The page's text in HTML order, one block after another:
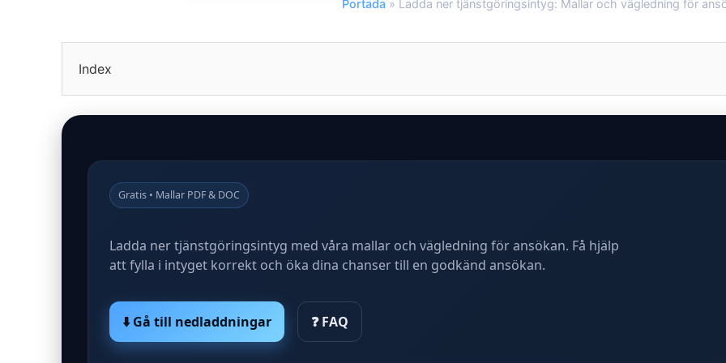
Portada» Ladda ner tjänstgöringsintyg: Mallar och vägledning för
Index
Gratis • Mallar PDF & DOC
Ladda ner tjänstgöringsintyg med våra mallar och vägledning för ansökan. Få hjälp
att fylla i intyget korrekt och öka dina chanser till en godkänd ansökan.
⬇️ Gå till nedladdningar ❓ FAQ